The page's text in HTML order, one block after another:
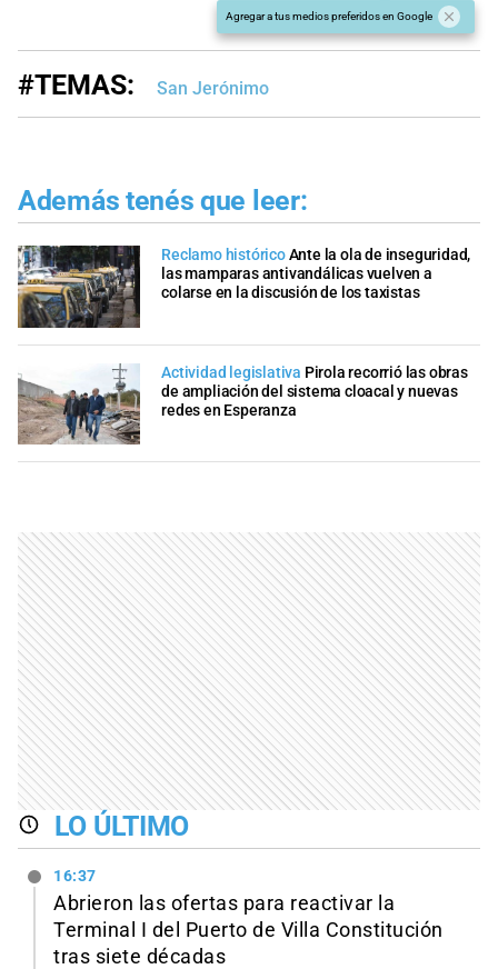
Agregar a tus medios preferidos en Google
#TEMAS: San Jerónimo
Además tenés que leer:
Reclamo históricoAnte la ola de inseguridad,
las mamparas antivandálicas vuelven a
colarse en la discusión de los taxistas
Actividad legislativa Pirola recorrió las obras
de ampliación del sistema cloacal y nuevas
redes en Esperanza
LO ÚLTIMO
16:37
Abrieron las ofertas para reactivar la
Terminal I del Puerto de Villa Constitución
tras siete décadas